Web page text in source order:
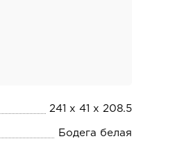
241 х 41 х 208.5
Бодега белая